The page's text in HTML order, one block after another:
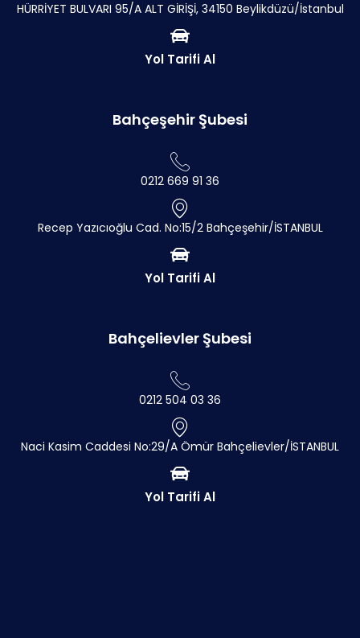
HÜRRİYET BULVARI 95/A ALT GİRİŞİ, 34150 Beylikdüzü/İstanbul
Yol Tarifi Al
Bahçeşehir Şubesi
0212 669 91 36
Recep Yazıcıoğlu Cad. No:15/2 Bahçeşehir/İSTANBUL
Yol Tarifi Al
Bahçelievler Şubesi
0212 504 03 36
Naci Kasim Caddesi No:29/A Ömür Bahçelievler/İSTANBUL
Yol Tarifi Al